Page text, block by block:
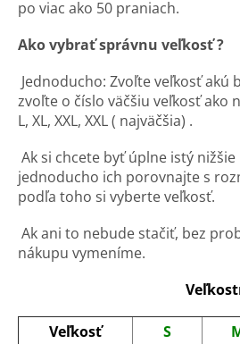
po viac ako 50 praniach.
Ako vybrať správnu veľkosť ?
Jednoducho: Zvoľte veľkosť akú
zvoľte o číslo väčšiu veľkosť ako
L, XL, XXL, XXL ( najväčšia) .
Ak si chcete byť úplne istý
jednoducho ich porovnajte s
podľa toho si vyberte veľkosť.
Ak ani to nebude stačiť, bez
nákupu vymeníme.
Veľkosť S